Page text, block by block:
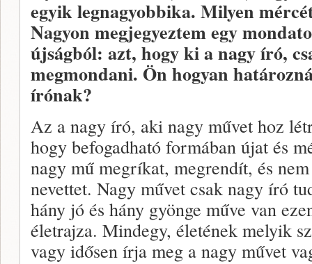
egyik legnagyobbika. Milyen
Nagyon megjegyeztem egy
újságból: azt, hogy ki a nagy író,
megmondani. Ön hogyan
írónak?
Az a nagy író, aki nagy művet hoz
hogy befogadható formában újat és
nagy mű megríkat, megrendít, és
nevettet. Nagy művet csak nagy író
hány jó és hány gyönge műve van
életrajza. Mindegy, életének melyik
vagy idősen írja meg a nagy művet